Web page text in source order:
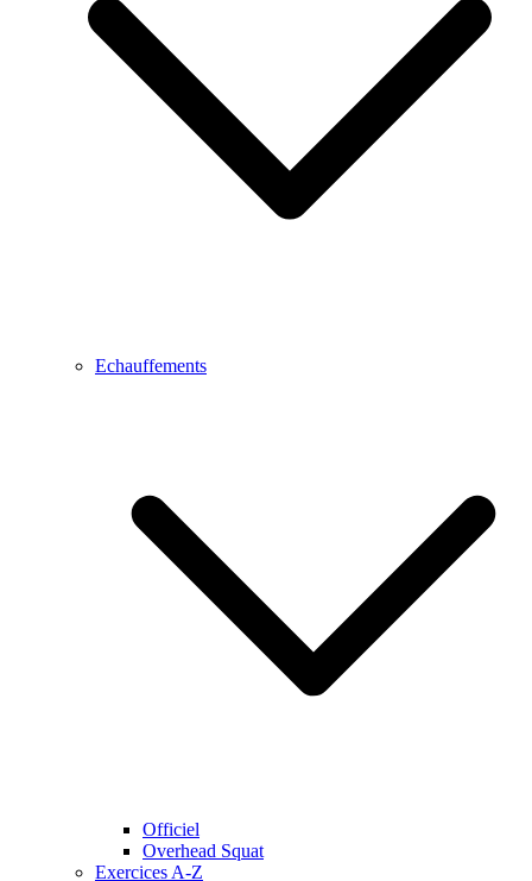
Echauffements
Officiel
Overhead Squat
Exercices A-Z